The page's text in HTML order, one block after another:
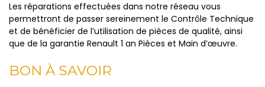
Les réparations effectuées dans notre réseau vous
permettront de passer sereinement le Contrôle Technique
et de bénéficier de l’utilisation de pièces de qualité, ainsi
que de la garantie Renault 1 an Pièces et Main d’œuvre.
BON À SAVOIR